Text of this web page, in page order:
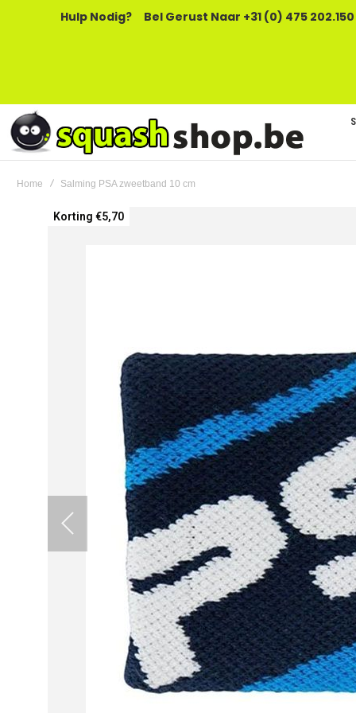
Hulp Nodig? Bel Gerust Naar +31 (0) 475
Home Salming PSA zweetband 10 cm
Ga
Korting €5,70